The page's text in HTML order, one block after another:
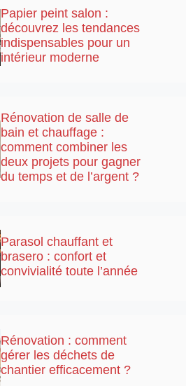
Papier peint salon :
découvrez les tendances
indispensables pour un
intérieur moderne
Rénovation de salle de
bain et chauffage :
comment combiner les
deux projets pour gagner
du temps et de l’argent ?
Parasol chauffant et
brasero : confort et
convivialité toute l’année
Rénovation : comment
gérer les déchets de
chantier efficacement ?